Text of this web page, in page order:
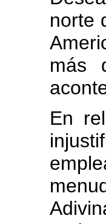
norte
más
En